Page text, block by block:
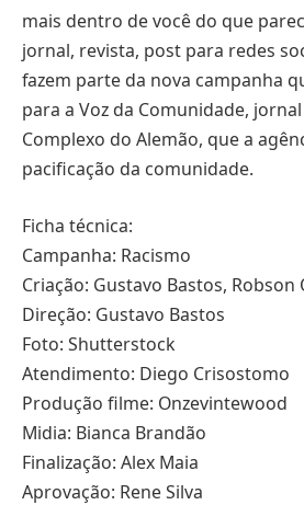
mais dentro de você do que
jornal, revista, post para redes
fazem parte da nova campanha
para a Voz da Comunidade,
Complexo do Alemão, que a
pacificação da comunidade.
Ficha técnica:
Campanha: Racismo
Criação: Gustavo Bastos, Robson
Direção: Gustavo Bastos
Foto: Shutterstock
Atendimento: Diego Crisostomo
Produção filme: Onzevintewood
Midia: Bianca Brandão
Finalização: Alex Maia
Aprovação: Rene Silva